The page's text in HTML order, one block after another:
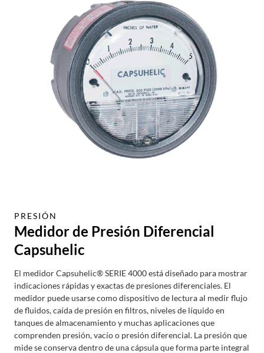
PRESIÓN
Medidor de Presión Diferencial
Capsuhelic
El medidor Capsuhelic® SERIE 4000 está diseñado para mostrar
indicaciones rápidas y exactas de presiones diferenciales. El
medidor puede usarse como dispositivo de lectura al medir flujo
de fluidos, caída de presión en filtros, niveles de líquido en
tanques de almacenamiento y muchas aplicaciones que
comprenden presión, vacío o presión diferencial. La presión que
mide se conserva dentro de una cápsula que forma parte integral